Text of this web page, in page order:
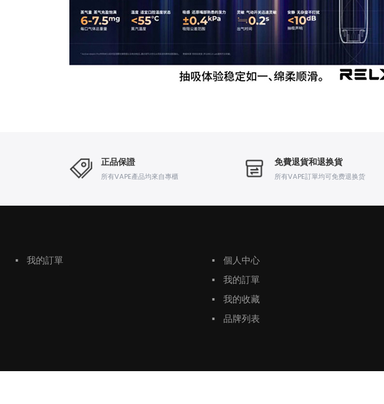
正品保證
所有VAPE產品均來自專櫃
免費退貨和退换貨
所有VAPE訂單均可免费退换货
▪ 我的訂單 ▪
個人中心
▪
我的訂單
▪
我的收藏
▪
品牌列表